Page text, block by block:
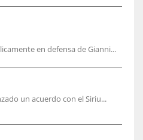
en defensa de Gianni...
un acuerdo con el Siriu...